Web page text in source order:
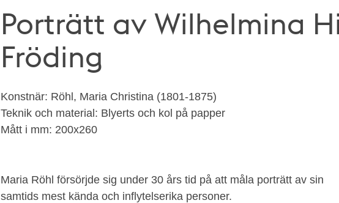
Porträtt av Wilhelmina
Fröding
Konstnär: Röhl, Maria Christina (1801-1875)
Teknik och material: Blyerts och kol på papper
Mått i mm: 200x260
Maria Röhl försörjde sig under 30 års tid på att måla porträtt av sin
samtids mest kända och inflytelserika personer.